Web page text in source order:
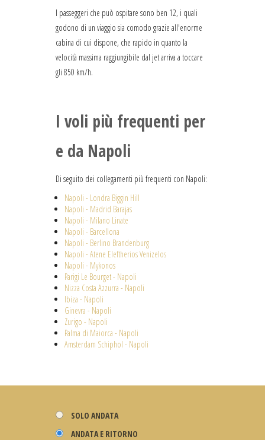
I passeggeri che può ospitare sono ben 12, i quali
godono di un viaggio sia comodo grazie all'enorme
cabina di cui dispone, che rapido in quanto la
velocità massima raggiungibile dal jet arriva a toccare
gli 850 km/h.
I voli più frequenti per
e da Napoli
Di seguito dei collegamenti più frequenti con Napoli:
Napoli - Londra Biggin Hill
Napoli - Madrid Barajas
Napoli - Milano Linate
Napoli - Barcellona
Napoli - Berlino Brandenburg
Napoli - Atene Eleftherios Venizelos
Napoli - Mykonos
Parigi Le Bourget - Napoli
Nizza Costa Azzurra - Napoli
Ibiza - Napoli
Ginevra - Napoli
Zurigo - Napoli
Palma di Maiorca - Napoli
Amsterdam Schiphol - Napoli
SOLO ANDATA
ANDATA E RITORNO